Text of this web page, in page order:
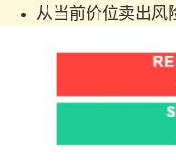
从当前价位卖出风